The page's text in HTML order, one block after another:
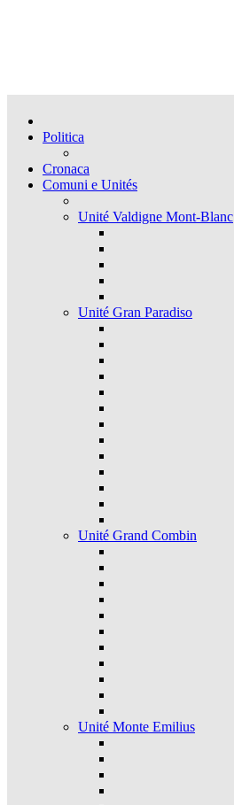
Politica
Cronaca
Comuni e Unités
Unité Valdigne Mont-Blanc
Unité Gran Paradiso
Unité Grand Combin
Unité Monte Emilius